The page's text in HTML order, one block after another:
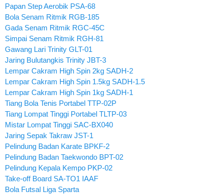
Papan Step Aerobik PSA-68
Bola Senam Ritmik RGB-185
Gada Senam Ritmik RGC-45C
Simpai Senam Ritmik RGH-81
Gawang Lari Trinity GLT-01
Jaring Bulutangkis Trinity JBT-3
Lempar Cakram High Spin 2kg SADH-2
Lempar Cakram High Spin 1.5kg SADH-1.5
Lempar Cakram High Spin 1kg SADH-1
Tiang Bola Tenis Portabel TTP-02P
Tiang Lompat Tinggi Portabel TLTP-03
Mistar Lompat Tinggi SAC-BX040
Jaring Sepak Takraw JST-1
Pelindung Badan Karate BPKF-2
Pelindung Badan Taekwondo BPT-02
Pelindung Kepala Kempo PKP-02
Take-off Board SA-TO1 IAAF
Bola Futsal Liga Sparta